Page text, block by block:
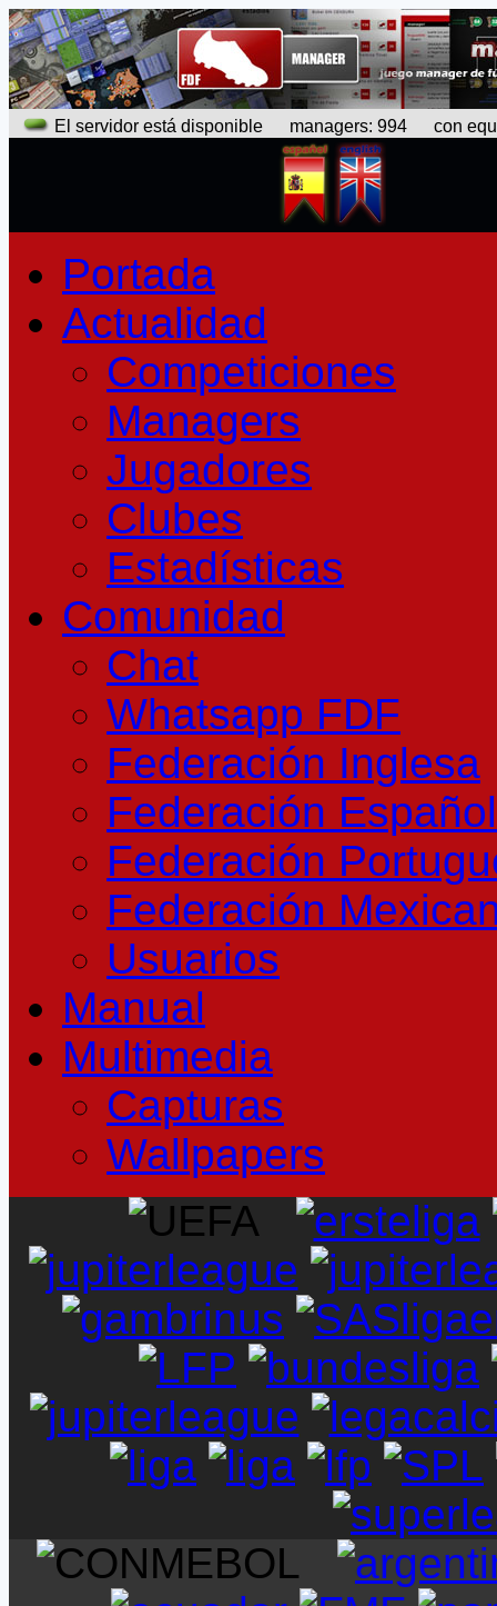
El servidor está disponible managers: 994 con
Portada
Actualidad
Competiciones
Managers
Jugadores
Clubes
Estadísticas
Comunidad
Chat
Whatsapp FDF
Federación Inglesa
Federación
Federación
Federación
Usuarios
Manual
Multimedia
Capturas
Wallpapers